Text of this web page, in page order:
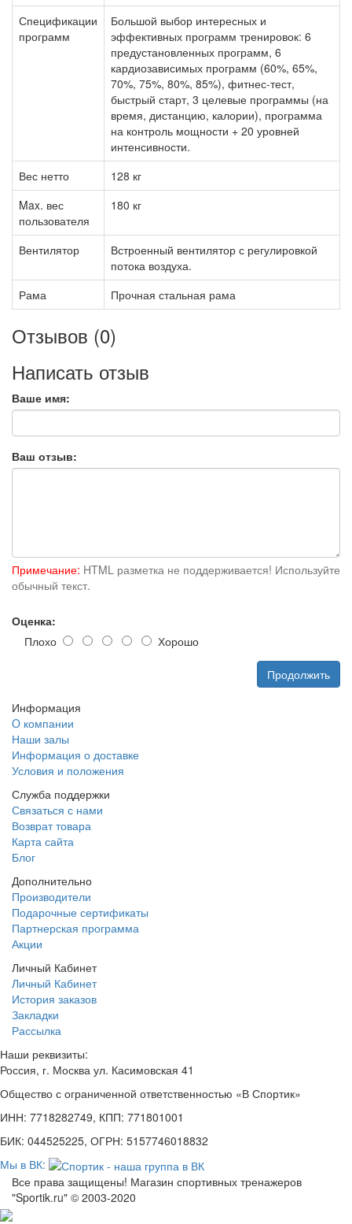
Спецификации
программ
Большой выбор интересных и
эффективных программ тренировок: 6
предустановленных программ, 6
кардиозависимых программ (60%, 65%,
70%, 75%, 80%, 85%), фитнес-тест,
быстрый старт, 3 целевые программы (на
время, дистанцию, калории), программа
на контроль мощности + 20 уровней
интенсивности.
Вес нетто
128 кг
Max. вес
пользователя
180 кг
Вентилятор
Встроенный вентилятор с регулировкой
потока воздуха.
Рама
Прочная стальная рама
Отзывов (0)
Написать отзыв
Ваше имя:
Ваш отзыв:
Примечание: HTML разметка не поддерживается! Используйте
обычный текст.
Оценка:
Плохо
Хорошо
Продолжить
Информация
O компании
Наши залы
Информация о доставке
Условия и положения
Служба поддержки
Связаться с нами
Возврат товара
Карта сайта
Блог
Дополнительно
Производители
Подарочные сертификаты
Партнерская программа
Акции
Личный Кабинет
Личный Кабинет
История заказов
Закладки
Рассылка
Наши реквизиты:
Россия, г. Москва ул. Касимовская 41
Общество с ограниченной ответственностью «В Спортик»
ИНН: 7718282749, КПП: 771801001
БИК: 044525225, ОГРН: 5157746018832
Мы в ВК:
Все права защищены! Магазин спортивных тренажеров
"Sportik.ru" © 2003-2020